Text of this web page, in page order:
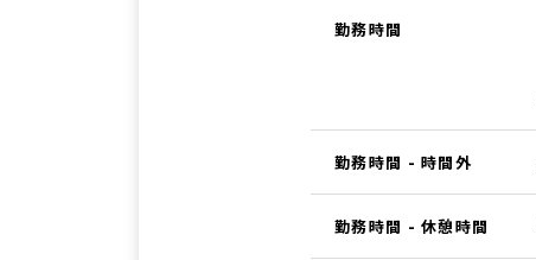
勤務時間
勤務時間 - 時間外
勤務時間 - 休憩時間